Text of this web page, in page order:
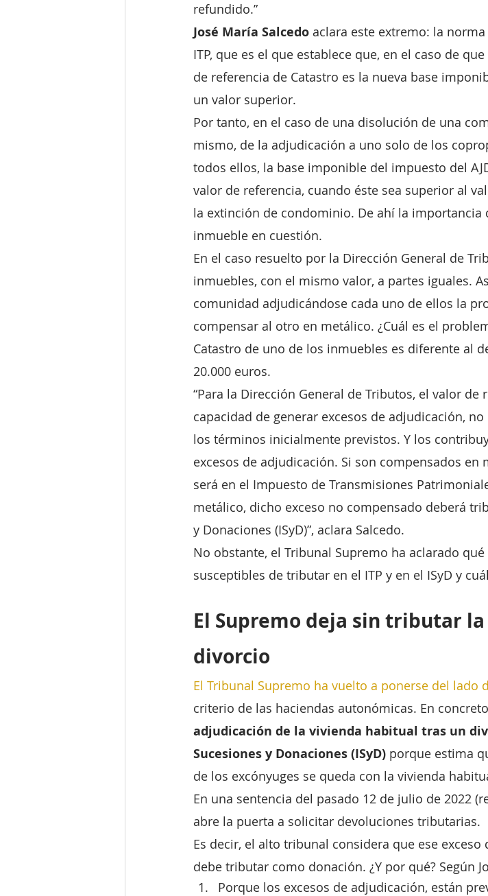
refundido.”
José María Salcedo aclara este extremo: la
ITP, que es el que establece que, en el caso de
de referencia de Catastro es la nueva base
un valor superior.
Por tanto, en el caso de una disolución de una
mismo, de la adjudicación a uno solo de los
todos ellos, la base imponible del impuesto del
valor de referencia, cuando éste sea superior al
la extinción de condominio. De ahí la importancia
inmueble en cuestión.
En el caso resuelto por la Dirección General de
inmuebles, con el mismo valor, a partes iguales.
comunidad adjudicándose cada uno de ellos la
compensar al otro en metálico. ¿Cuál es el
Catastro de uno de los inmuebles es diferente al
20.000 euros.
“Para la Dirección General de Tributos, el valor de
capacidad de generar excesos de adjudicación,
los términos inicialmente previstos. Y los
excesos de adjudicación. Si son compensados
será en el Impuesto de Transmisiones
metálico, dicho exceso no compensado deberá
y Donaciones (ISyD)”, aclara Salcedo.
No obstante, el Tribunal Supremo ha aclarado
susceptibles de tributar en el ITP y en el ISyD y
El Supremo deja sin tributar
divorcio
El Tribunal Supremo ha vuelto a ponerse del lado
criterio de las haciendas autonómicas. En
adjudicación de la vivienda habitual tras un
Sucesiones y Donaciones (ISyD) porque estima
de los excónyuges se queda con la vivienda
En una sentencia del pasado 12 de julio de 2022
abre la puerta a solicitar devoluciones tributarias.
Es decir, el alto tribunal considera que ese
debe tributar como donación. ¿Y por qué? Según
Porque los excesos de adjudicación, están